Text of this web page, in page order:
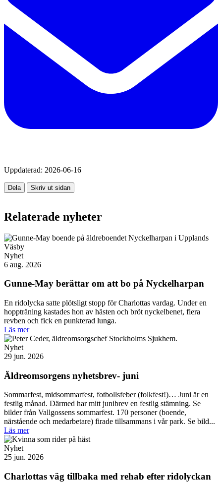
Uppdaterad: 2026-06-16
Dela Skriv ut sidan
Relaterade nyheter
Nyhet
6 aug. 2026
Gunne-May berättar om att bo på Nyckelharpan
En ridolycka satte plötsligt stopp för Charlottas vardag. Under en
hoppträning kastades hon av hästen och bröt nyckelbenet, flera
revben och fick en punkterad lunga.
Läs mer
Nyhet
29 jun. 2026
Äldreomsorgens nyhetsbrev- juni
Sommarfest, midsommarfest, fotbollsfeber (folkfest!)… Juni är en
festlig månad. Därmed har mitt junibrev en festlig stämning. Se
bilder från Vallgossens sommarfest. 170 personer (boende,
närstående och medarbetare) firade tillsammans i vår park. Se bild...
Läs mer
Nyhet
25 jun. 2026
Charlottas väg tillbaka med rehab efter ridolyckan